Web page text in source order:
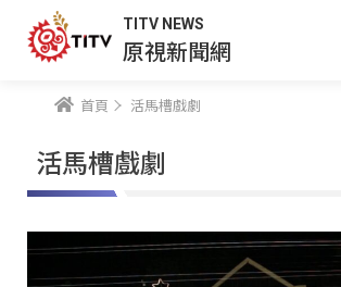
TITV NEWS
原視新聞網
首頁 活馬槽戲劇
活馬槽戲劇